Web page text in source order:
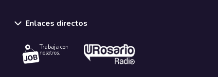
Enlaces directos
Trabaja con
nosotros.